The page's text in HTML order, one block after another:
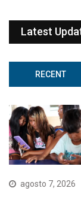
Latest
RECENT
agosto 7, 2026